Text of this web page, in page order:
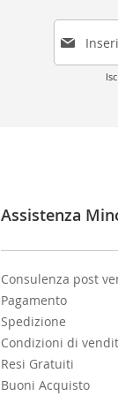
I
c
l
n
o
s
t
r
a
N
e
Assistenza
Consulenza post
Pagamento
Spedizione
Condizioni di
Resi Gratuiti
Buoni Acquisto